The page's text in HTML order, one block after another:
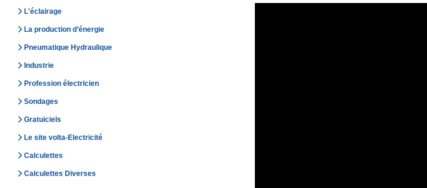
L'éclairage
La production d’énergie
Pneumatique Hydraulique
Industrie
Profession électricien
Sondages
Gratuiciels
Le site volta-Electricité
Calculettes
Calculettes Diverses